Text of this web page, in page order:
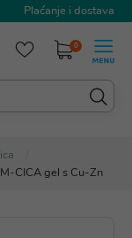
Plaćanje i dostava
0
CICA gel s Cu-Zn